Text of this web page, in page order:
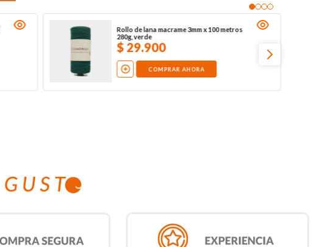
Rollo de lana macrame 3mm x 100 metros
280g, verde
$29.900
COMPRAR AHORA